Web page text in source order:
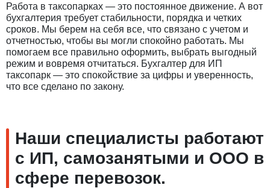
Работа в таксопарках — это постоянное движение. А вот
бухгалтерия требует стабильности, порядка и четких
сроков. Мы берем на себя все, что связано с учетом и
отчетностью, чтобы вы могли спокойно работать. Мы
помогаем все правильно оформить, выбрать выгодный
режим и вовремя отчитаться. Бухгалтер для ИП
таксопарк — это спокойствие за цифры и уверенность,
что все сделано по закону.
Наши специалисты работают
с ИП, самозанятыми и ООО в
сфере перевозок.